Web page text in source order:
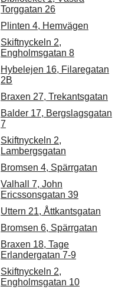
Torggatan 26
Plinten 4, Hemvägen
Skiftnyckeln 2,
Engholmsgatan 8
Hybelejen 16, Filaregatan
2B
Braxen 27, Trekantsgatan
Balder 17, Bergslagsgatan
7
Skiftnyckeln 2,
Lambergsgatan
Bromsen 4, Spärrgatan
Valhall 7, John
Ericssonsgatan 39
Uttern 21, Åttkantsgatan
Bromsen 6, Spärrgatan
Braxen 18, Tage
Erlandergatan 7-9
Skiftnyckeln 2,
Engholmsgatan 10